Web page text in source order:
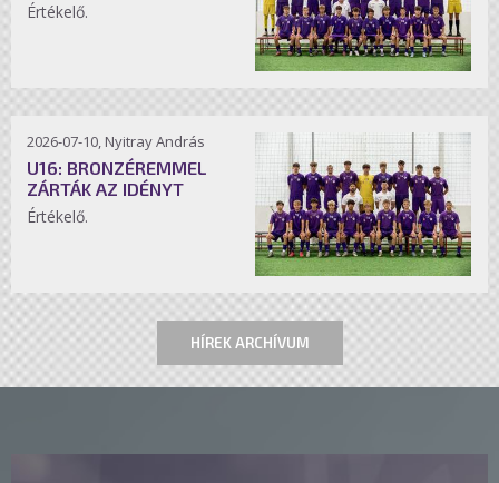
Értékelő.
2026-07-10, Nyitray András
U16: BRONZÉREMMEL
ZÁRTÁK AZ IDÉNYT
Értékelő.
HÍREK ARCHÍVUM